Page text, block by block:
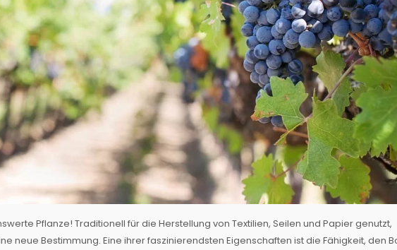
Pflanze! Traditionell für die Herstellung von Textilien, Seilen und Papier genutzt,
neue Bestimmung. Eine ihrer faszinierendsten Eigenschaften ist die Fähigkeit, den